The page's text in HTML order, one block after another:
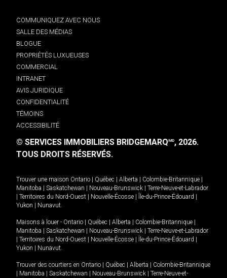
COMMUNIQUEZ AVEC NOUS
SALLE DES MÉDIAS
BLOGUE
PROPRIÉTÉS LUXUEUSES
COMMERCIAL
INTRANET
AVIS JURIDIQUE
CONFIDENTIALITÉ
TÉMOINS
ACCESSIBILITÉ
© SERVICES IMMOBILIERS BRIDGEMARQMD, 2026.
TOUS DROITS RÉSERVÉS.
Trouver une maison Ontario Québec Alberta Colombie-Britannique
Manitoba
Saskatchewan Nouveau-Brunswick
Terre-Neuve-et-Labrador
Territoires du Nord-Ouest Nouvelle-Écosse Île-du-Prince-Édouard
Yukon
Nunavut.
Maisons à louer - Ontario Québec Alberta Colombie-Britannique
Manitoba
Saskatchewan Nouveau-Brunswick
Terre-Neuve-et-Labrador
Territoires du Nord-Ouest Nouvelle-Écosse Île-du-Prince-Édouard
Yukon
Nunavut.
Trouver des courtiers en Ontario Québec Alberta
Colombie-Britannique
Manitoba Saskatchewan Nouveau-Brunswick
Terre-Neuve-et-